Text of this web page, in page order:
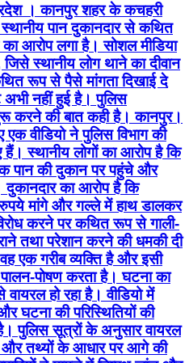
। कानपुर शहर के कचहरी
स्थानीय पान दुकानदार से कथित
आरोप लगा है। सोशल मीडिया
स्थानीय लोग थाने का दीवान
रूप से पैसे मांगता दिखाई दे
अभी नहीं हुई है। पुलिस
करने की बात कही है। कानपुर।
वीडियो ने पुलिस विभाग की
स्थानीय लोगों का आरोप है कि
पान की दुकान पर पहुंचे और
का आरोप है कि
मांगे और गल्ले में हाथ डालकर
करने पर कथित रूप से गाली-
तथा परेशान करने की धमकी दी
एक गरीब व्यक्ति है और इसी
पोषण करता है। घटना का
हो रहा है। वीडियो में
घटना की परिस्थितियों की
पुलिस सूत्रों के अनुसार वायरल
और तथ्यों के आधार पर आगे की